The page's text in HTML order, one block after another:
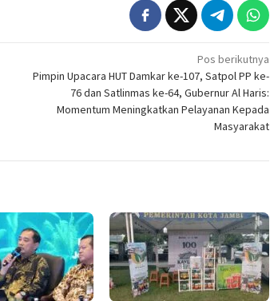
Pos berikutnya
Pimpin Upacara HUT Damkar ke-107, Satpol PP ke-
76 dan Satlinmas ke-64, Gubernur Al Haris:
Momentum Meningkatkan Pelayanan Kepada
Masyarakat